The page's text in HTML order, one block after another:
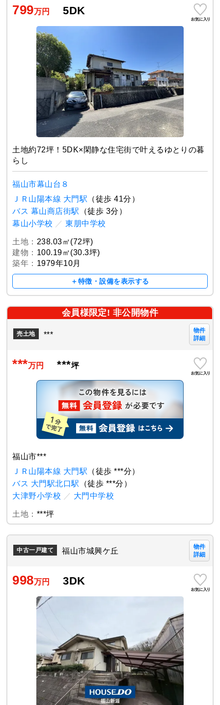
799万円 5DK
土地約72坪！5DK×閑静な住宅街で叶えるゆとりの暮
らし
福山市幕山台８
ＪＲ山陽本線 大門駅 （徒歩 41分）
バス 幕山商店街駅
（徒歩 3分）
幕山小学校 ／ 東朋中学校
土地： 238.03㎡(72坪)
建物： 100.19㎡(30.3坪)
築年： 1979年10月
＋特徴・設備を表示する
会員様限定! 非公開物件
売土地 ***
物件
詳細
***万円 ***坪
福山市***
ＪＲ山陽本線 大門駅 （徒歩 ***分）
バス 大門駅北口駅
（徒歩 ***分）
大津野小学校 ／ 大門中学校
土地： ***坪
中古一戸建て 福山市城興ケ丘
物件
詳細
998万円 3DK